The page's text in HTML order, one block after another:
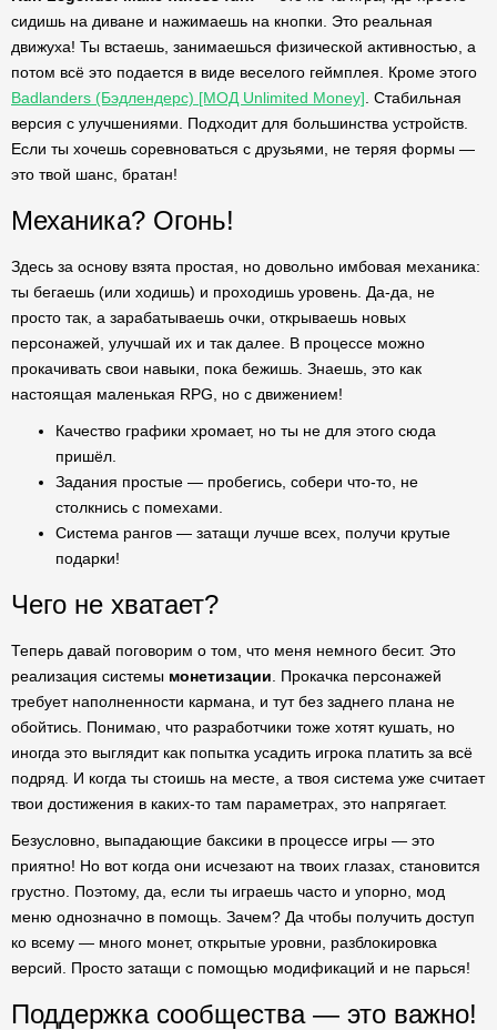
сидишь на диване и нажимаешь на кнопки. Это реальная
движуха! Ты встаешь, занимаешься физической активностью, а
потом всё это подается в виде веселого геймплея. Кроме этого
Badlanders (Бэдлендерс) [МОД Unlimited Money] . Стабильная
версия с улучшениями. Подходит для большинства устройств.
Если ты хочешь соревноваться с друзьями, не теряя формы —
это твой шанс, братан!
Механика? Огонь!
Здесь за основу взята простая, но довольно имбовая механика:
ты бегаешь (или ходишь) и проходишь уровень. Да-да, не
просто так, а зарабатываешь очки, открываешь новых
персонажей, улучшай их и так далее. В процессе можно
прокачивать свои навыки, пока бежишь. Знаешь, это как
настоящая маленькая RPG, но с движением!
Качество графики хромает, но ты не для этого сюда
пришёл.
Задания простые — пробегись, собери что-то, не
столкнись с помехами.
Система рангов — затащи лучше всех, получи крутые
подарки!
Чего не хватает?
Теперь давай поговорим о том, что меня немного бесит. Это
реализация системы монетизации . Прокачка персонажей
требует наполненности кармана, и тут без заднего плана не
обойтись. Понимаю, что разработчики тоже хотят кушать, но
иногда это выглядит как попытка усадить игрока платить за всё
подряд. И когда ты стоишь на месте, а твоя система уже считает
твои достижения в каких-то там параметрах, это напрягает.
Безусловно, выпадающие баксики в процессе игры — это
приятно! Но вот когда они исчезают на твоих глазах, становится
грустно. Поэтому, да, если ты играешь часто и упорно, мод
меню однозначно в помощь. Зачем? Да чтобы получить доступ
ко всему — много монет, открытые уровни, разблокировка
версий. Просто затащи с помощью модификаций и не парься!
Поддержка сообщества — это важно!